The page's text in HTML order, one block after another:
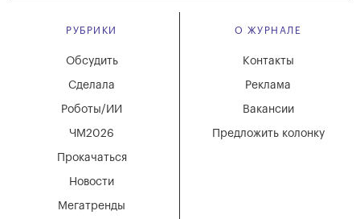
РУБРИКИ
Мегатренды
Новости
Обсудить
Сделала
Роботы/ИИ
ЧМ2026
Прокачаться
О ЖУРНАЛЕ
Вакансии
Реклама
Контакты
Предложить колонку